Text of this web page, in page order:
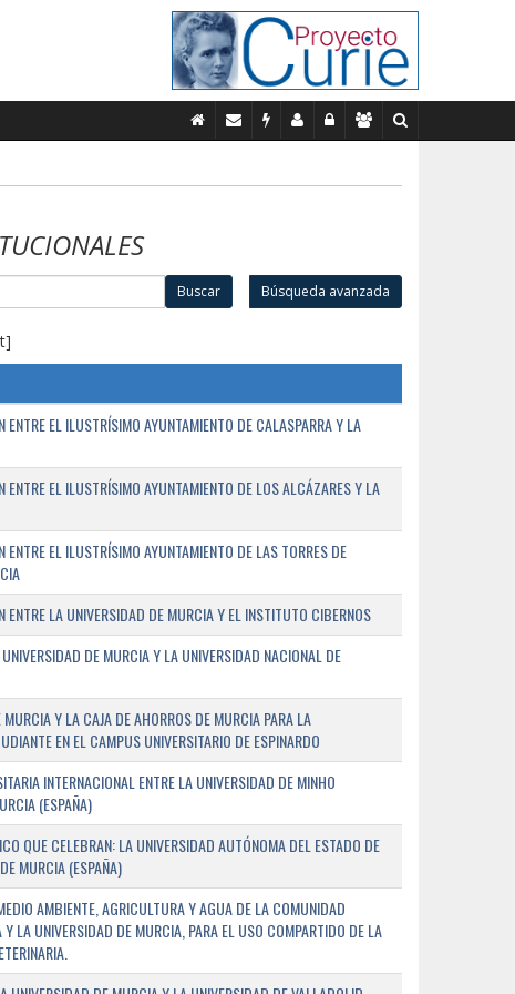
Buscar Búsqueda avanzada
EL ILUSTRÍSIMO AYUNTAMIENTO DE CALASPARRA Y LA
EL ILUSTRÍSIMO AYUNTAMIENTO DE LOS ALCÁZARES Y LA
EL ILUSTRÍSIMO AYUNTAMIENTO DE LAS TORRES DE
ENTRE LA UNIVERSIDAD DE MURCIA Y EL INSTITUTO CIBERNOS
DE MURCIA Y LA UNIVERSIDAD NACIONAL DE
Y LA CAJA DE AHORROS DE MURCIA PARA LA
EN EL CAMPUS UNIVERSITARIO DE ESPINARDO
INTERNACIONAL ENTRE LA UNIVERSIDAD DE MINHO
(ESPAÑA)
QUE CELEBRAN: LA UNIVERSIDAD AUTÓNOMA DEL ESTADO DE
MURCIA (ESPAÑA)
AMBIENTE, AGRICULTURA Y AGUA DE LA COMUNIDAD
LA UNIVERSIDAD DE MURCIA, PARA EL USO COMPARTIDO DE LA